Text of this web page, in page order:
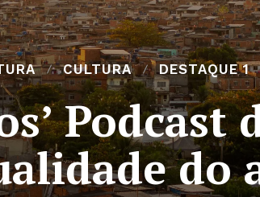
CULTURA DESTAQUE 1
Podcast
do